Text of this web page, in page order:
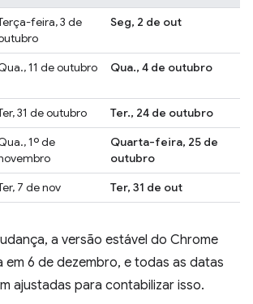
feira, 3 de
Seg, 2 de out
11 de outubro Qua., 4 de outubro
31 de outubro
Ter., 24 de outubro
1º de
Quarta-feira, 25 de
outubro
7 de nov Ter, 31 de out
a versão estável do Chrome
em 6 de dezembro, e todas as datas
ajustadas para contabilizar isso.